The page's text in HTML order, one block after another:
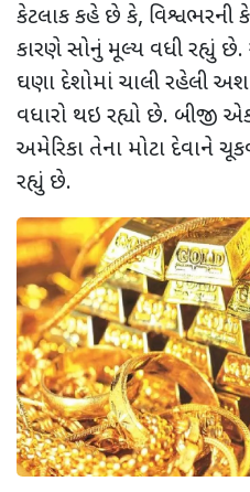
કેટલાક કહે છે કે, વિશ્વભરની
કારણે સોનું મૂલ્ય વધી રહ્યું
ઘણા દેશોમાં ચાલી રહેલી
વધારો થઇ રહ્યો છે. બીજી
અમેરિકા તેના મોટા દેવાને
રહ્યું છે.